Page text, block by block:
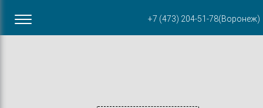
+7 (473) 204-51-78(Воронеж)
ул. Пирогова, 87Б